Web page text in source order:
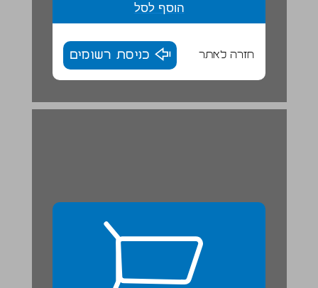
הוסף לסל
חזרה לאתר כניסת רשומים